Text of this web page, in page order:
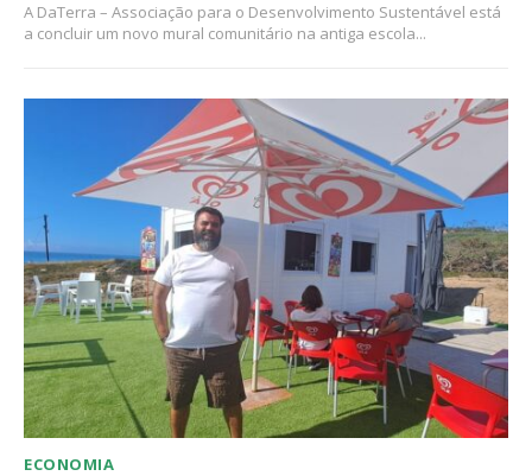
A DaTerra – Associação para o Desenvolvimento Sustentável está
a concluir um novo mural comunitário na antiga escola...
ECONOMIA